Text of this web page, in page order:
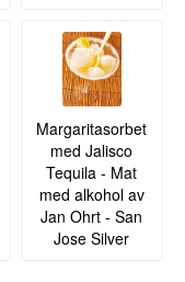
Margaritasorbet
med Jalisco
Tequila - Mat
med alkohol av
Jan Ohrt - San
Jose Silver